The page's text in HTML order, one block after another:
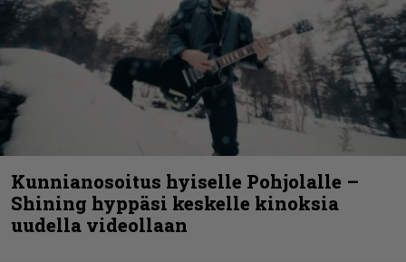
Kunnianosoitus hyiselle Pohjolalle –
Shining hyppäsi keskelle kinoksia
uudella videollaan